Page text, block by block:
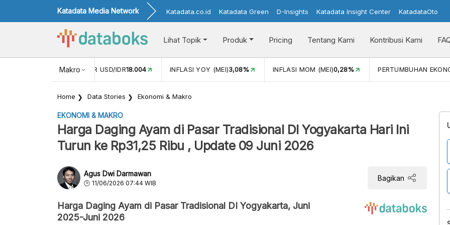
Katadata Media Network Katadata.co.id Katadata Green D-Insights Katadata Insight Center KatadataOto
Lihat Topik Produk Pricing Tentang Kami Kontribusi Kami
Makro
NILAI TUKAR USD/IDR18.004 INFLASI YOY (MEI)3,08% INFLASI MOM (MEI)0,28% PERTUMBUHAN
Home Data Stories Ekonomi & Makro
EKONOMI & MAKRO
Harga Daging Ayam di Pasar Tradisional DI Yogyakarta Hari Ini
Turun ke Rp31,25 Ribu , Update 09 Juni 2026
Agus Dwi Darmawan
11/06/2026 07:44 WIB
Bagikan
Harga Daging Ayam di Pasar Tradisional DI Yogyakarta, Juni
2025-Juni 2026